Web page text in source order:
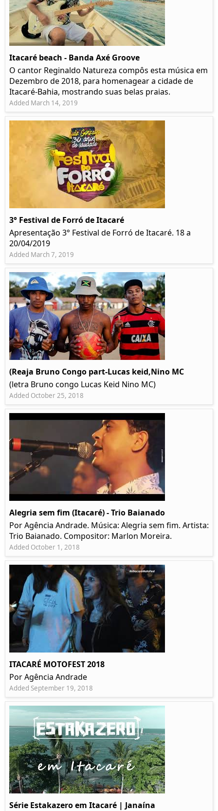
Itacaré beach - Banda Axé Groove
O cantor Reginaldo Natureza compôs esta música em
Dezembro de 2018, para homenagear a cidade de
Itacaré-Bahia, mostrando suas belas praias.
Added March 14, 2019
3° Festival de Forró de Itacaré
Apresentação 3° Festival de Forró de Itacaré. 18 a
20/04/2019
Added March 7, 2019
(Reaja Bruno Congo part-Lucas keid,Nino MC
(letra Bruno congo Lucas Keid Nino MC)
Added October 25, 2018
Alegria sem fim (Itacaré) - Trio Baianado
Por Agência Andrade. Música: Alegria sem fim. Artista:
Trio Baianado. Compositor: Marlon Moreira.
Added October 1, 2018
ITACARÉ MOTOFEST 2018
Por Agência Andrade
Added September 19, 2018
Série Estakazero em Itacaré | Janaína